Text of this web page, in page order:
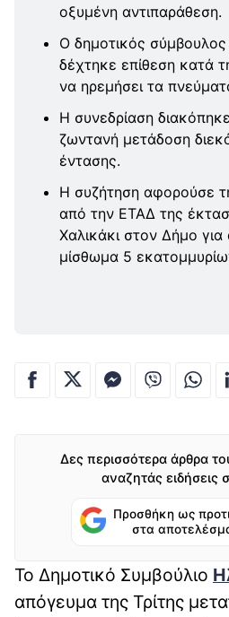
οξυμένη αντιπαράθεση.
Ο δημοτικός σύμβουλος
δέχτηκε επίθεση κατά
να ηρεμήσει τα
Η συνεδρίαση
ζωντανή μετάδοση
έντασης.
Η συζήτηση αφορούσε
από την ΕΤΑΔ της
Χαλικάκι στον Δήμο
μίσθωμα 5
Δες περισσότερα άρθρα
αναζητάς ειδήσεις
Προσθήκη ως
στα
Το Δημοτικό Συμβούλιο
απόγευμα της Τρίτης